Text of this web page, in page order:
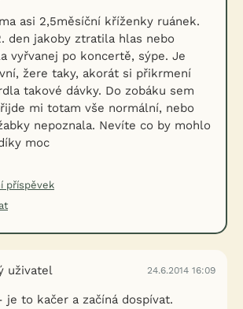
asi 2,5měsíční kříženky ruánek.
den jakoby ztratila hlas nebo
vyřvanej po koncertě, sýpe. Je
žere taky, akorát si přikrmení
takové dávky. Do zobáku sem
mi totam vše normální, nebo
nepoznala. Nevíte co by mohlo
moc
příspěvek
uživatel 24.6.2014 16:09
je to kačer a začíná dospívat.